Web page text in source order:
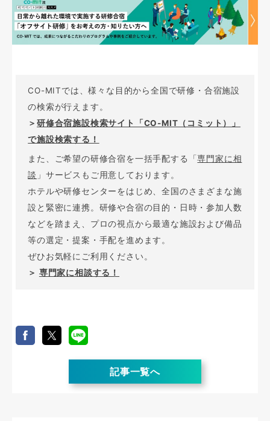
CO-MITでは、様々な目的から全国で研修・合宿施設
の検索が行えます。
＞研修合宿施設検索サイト「CO-MIT（コミット）」
で施設検索する！
また、ご希望の研修合宿を一括手配する「専門家に相
談 」サービスもご用意しております。
ホテルや研修センターをはじめ、全国のさまざまな施
設と緊密に連携。研修や合宿の目的・日時・参加人数
などを踏まえ、プロの視点から最適な施設および備品
等の選定・提案・手配を進めます。
ぜひお気軽にご利用ください。
＞ 専門家に相談する！
記事一覧へ